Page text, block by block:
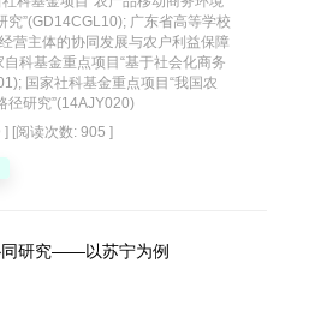
品——水果为例,从产品特性、服务质量
果电子商务消费者信任影响因素模型,
流服务质量、网站设计质量、沟通和
SPSS和PLS-Graph软件进行实证分
知的价值、物流服务质量、网站设计质
增加消费者对水果电子商务企业的信
”(GD14CGL10); 广东省高等学校
营主体的协同发展与农户利益保障
科基金重点项目“基于社会化商务
国家社科基金重点项目“我国农
径研究”(14AJY020)
] [阅读次数: 905 ]
同研究——以苏宁为例